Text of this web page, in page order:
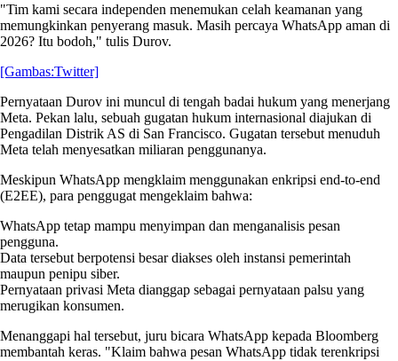
"Tim kami secara independen menemukan celah keamanan yang
memungkinkan penyerang masuk. Masih percaya WhatsApp aman di
2026? Itu bodoh," tulis Durov.
[Gambas:Twitter]
Pernyataan Durov ini muncul di tengah badai hukum yang menerjang
Meta. Pekan lalu, sebuah gugatan hukum internasional diajukan di
Pengadilan Distrik AS di San Francisco. Gugatan tersebut menuduh
Meta telah menyesatkan miliaran penggunanya.
Meskipun WhatsApp mengklaim menggunakan enkripsi end-to-end
(E2EE), para penggugat mengeklaim bahwa:
WhatsApp tetap mampu menyimpan dan menganalisis pesan
pengguna.
Data tersebut berpotensi besar diakses oleh instansi pemerintah
maupun penipu siber.
Pernyataan privasi Meta dianggap sebagai pernyataan palsu yang
merugikan konsumen.
Menanggapi hal tersebut, juru bicara WhatsApp kepada Bloomberg
membantah keras. "Klaim bahwa pesan WhatsApp tidak terenkripsi